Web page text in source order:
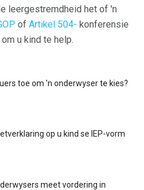
leergestremdheid het of 'n
of Artikel 504- konferensie
u kind te help.
toe om 'n onderwyser te kies?
op u kind se IEP-vorm
meet vordering in